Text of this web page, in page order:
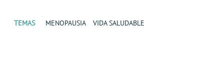
TEMAS MENOPAUSIA VIDA SALUDABLE